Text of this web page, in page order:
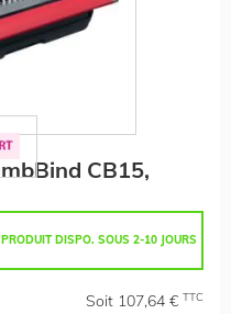
CB15,
PRODUIT DISPO. SOUS 2-10 JOURS
Soit 107,64 € TTC